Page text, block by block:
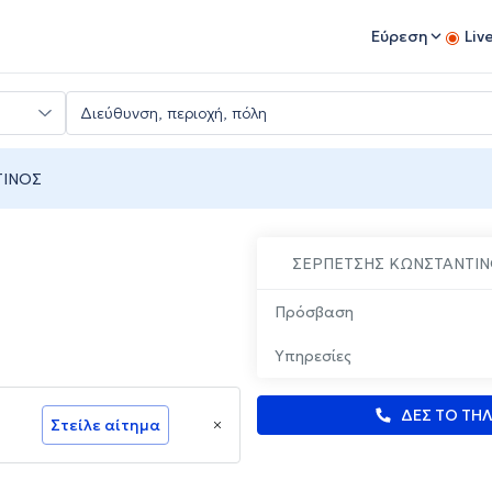
Εύρεση
ΣΕΡΠΕΤΣΗΣ
Πρόσβαση
Υπηρεσίες
ΔΕΣ ΤΟ
Στείλε αίτημα